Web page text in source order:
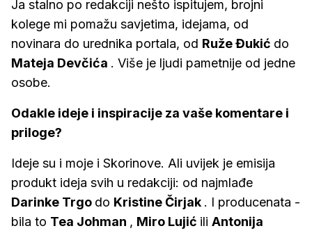
Ja stalno po redakciji nešto ispitujem, brojni
kolege mi pomažu savjetima, idejama, od
novinara do urednika portala, od Ruže Đukić do
Mateja Devčića . Više je ljudi pametnije od jedne
osobe.
Odakle ideje i inspiracije za vaše komentare i
priloge?
Ideje su i moje i Skorinove. Ali uvijek je emisija
produkt ideja svih u redakciji: od najmlađe
Darinke Trgo do Kristine Čirjak . I producenata -
bila to Tea Johman , Miro Lujić ili Antonija